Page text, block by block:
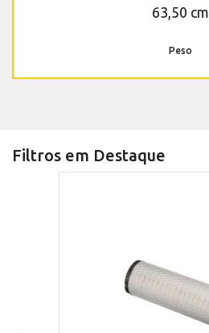
63,50 cm
Peso
Filtros em Destaque